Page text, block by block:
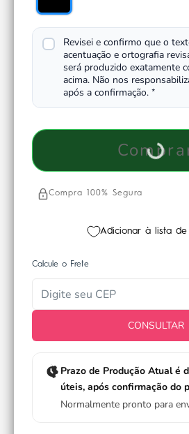
Revisei e confirmo que o
acentuação e ortografia
será produzido exatamente
acima. Não nos
após a confirmação. *
Compra 100% Segura
Adicionar à lista de
Calcule o Frete
CONSULTAR
Prazo de Produção Atual é
úteis, após confirmação do
Normalmente pronto para